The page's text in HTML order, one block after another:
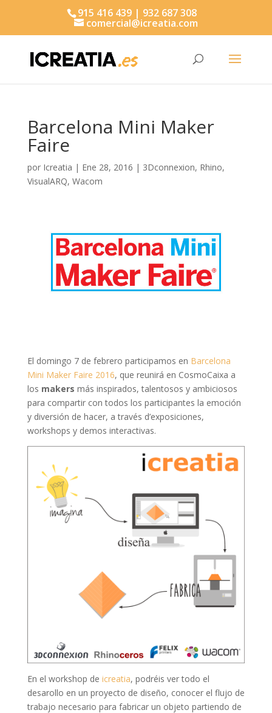
915 416 439 | 932 687 308
comercial@icreatia.com
Barcelona Mini Maker
Faire
por Icreatia | Ene 28, 2016 | 3Dconnexion, Rhino,
VisualARQ, Wacom
El domingo 7 de febrero participamos en Barcelona
Mini Maker Faire 2016, que reunirá en CosmoCaixa a
los makers más inspirados, talentosos y ambiciosos
para compartir con todos los participantes la emoción
y diversión de hacer, a través d’exposiciones,
workshops y demos interactivas.
En el workshop de icreatia, podréis ver todo el
desarollo en un proyecto de diseño, conocer el flujo de
trabajo necesario para fabricar un objeto partiendo de